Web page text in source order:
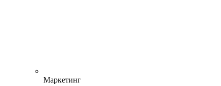
Маркетинг